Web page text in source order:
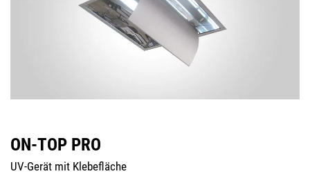
ON-TOP PRO
UV-Gerät mit Klebefläche